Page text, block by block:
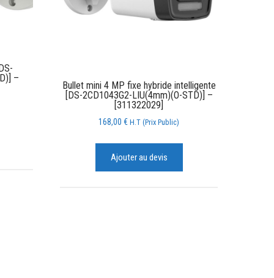
–
Bullet mini 4 MP fixe hybride intelligente
[DS-2CD1043G2-LIU(4mm)(O-STD)] –
[311322029]
168,00€ H.T (Prix Public)
Ajouter au devis